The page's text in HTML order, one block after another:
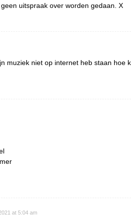
uitspraak over worden gedaan. X
muziek niet op internet heb staan hoe
at 5:04 am